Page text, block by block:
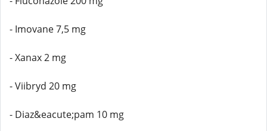
- Imovane 7,5 mg
- Xanax 2 mg
- Viibryd 20 mg
- Diaz&eacute;pam 10 mg